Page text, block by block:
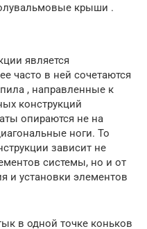
крыши .
является
часто в ней сочетаются
, направленные к
конструкций
опираются не на
ноги. То
зависит не
системы, но и от
и установки элементов
в одной точке коньков